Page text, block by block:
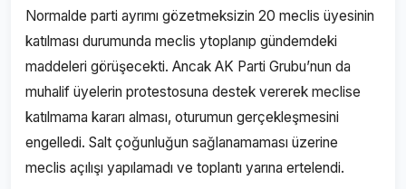
Normalde parti ayrımı gözetmeksizin 20 meclis üyesinin
katılması durumunda meclis ytoplanıp gündemdeki
maddeleri görüşecekti. Ancak AK Parti Grubu’nun da
muhalif üyelerin protestosuna destek vererek meclise
katılmama kararı alması, oturumun gerçekleşmesini
engelledi. Salt çoğunluğun sağlanamaması üzerine
meclis açılışı yapılamadı ve toplantı yarına ertelendi.